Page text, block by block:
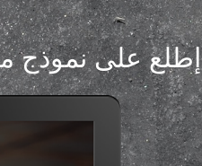
إطلع على نموذج